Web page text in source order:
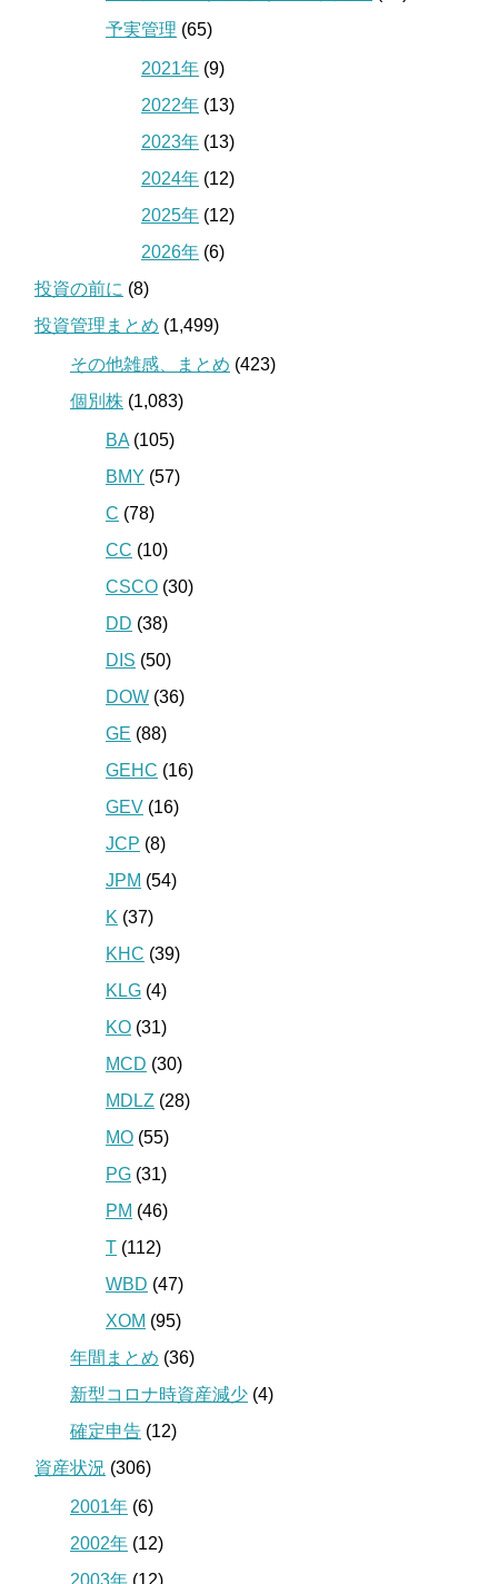
予実管理 (65)
2021年 (9)
2022年 (13)
2023年 (13)
2024年 (12)
2025年 (12)
2026年 (6)
投資の前に (8)
投資管理まとめ (1,499)
その他雑感、まとめ (423)
個別株 (1,083)
BA (105)
BMY (57)
C (78)
CC (10)
CSCO (30)
DD (38)
DIS (50)
DOW (36)
GE (88)
GEHC (16)
GEV (16)
JCP (8)
JPM (54)
K (37)
KHC (39)
KLG (4)
KO (31)
MCD (30)
MDLZ (28)
MO (55)
PG (31)
PM (46)
T (112)
WBD (47)
XOM (95)
年間まとめ (36)
新型コロナ時資産減少 (4)
確定申告 (12)
資産状況 (306)
2001年 (6)
2002年 (12)